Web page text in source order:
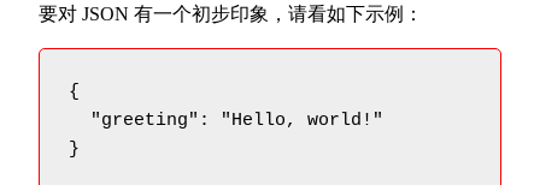
要对 JSON 有一个初步印象，请看如下示例：
{
  "greeting": "Hello, world!"